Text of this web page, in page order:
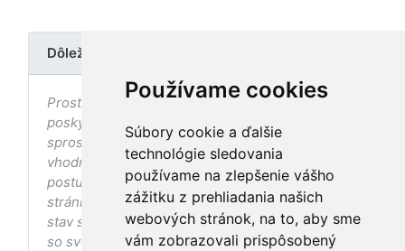
Používame cookies
Súbory cookie a ďalšie
technológie sledovania
používame na zlepšenie vášho
zážitku z prehliadania našich
webových stránok, na to, aby sme
vám zobrazovali prispôsobený
Dôležité upozornenie
Prostredníctvom stránky nedochádza k
poskytovaniu zdravotnej starostlivosti, ani k jej
sprostredkovaniu, ani k jej nahrádzaniu. O
vhodných postupoch v oblasti zdravia, vhodnosti
postupov a odporúčaní prezentovaných na
stránke s ohľadom na Váš zdravotný
stav sa pred ich aplikáciou vždy vopred poraďte
so svojím ošetrujúcim lekárom, a to najmä ak ste